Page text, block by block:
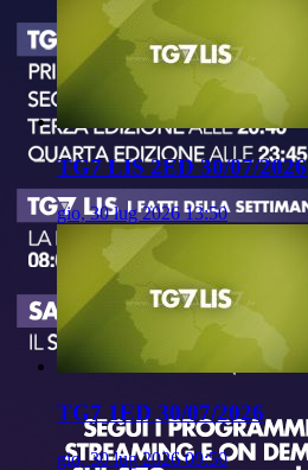
TG7 LIS 2ED 30/07/2026
gio, 30 lug 2026 13:50
TG7 1ED 30/07/2026
gio, 30 lug 2026 09:50